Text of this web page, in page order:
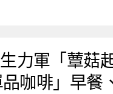
力軍「蕈菇
咖啡」早餐